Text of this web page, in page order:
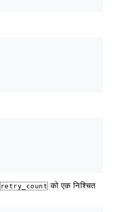
retry_count को एक निश्चित